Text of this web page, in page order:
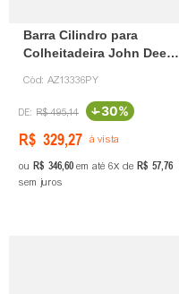
Barra Cilindro para
Colheitadeira John Deere
Cód: AZ13336PY
R$ 495,14 -30%
R$ 329,27 à vista
ou R$ 34660 em até 6 de R$ 5776
sem juros